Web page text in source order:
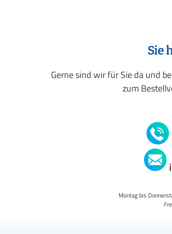
Sie
Gerne sind wir für Sie da und
zum
Montag bis